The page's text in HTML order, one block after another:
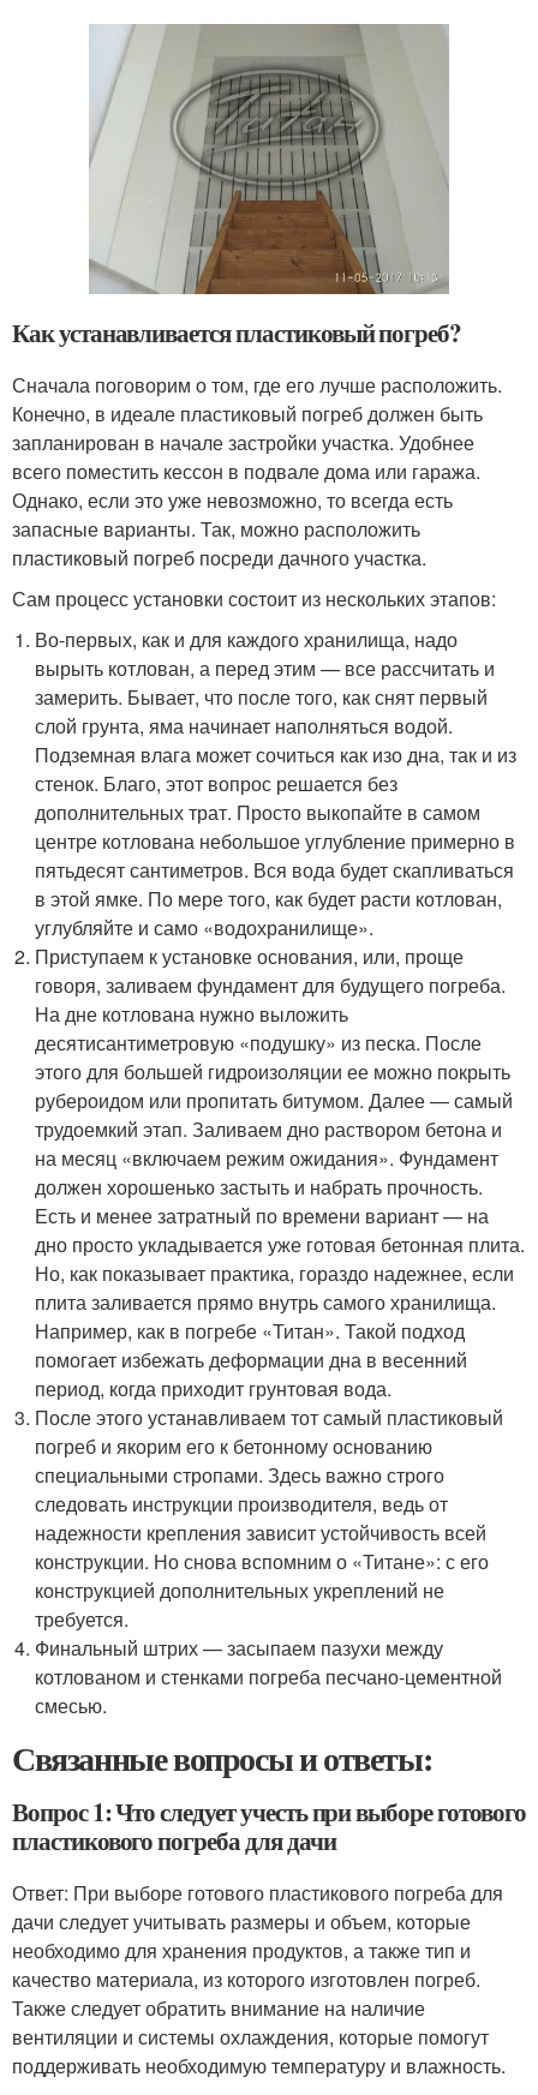
Как устанавливается пластиковый погреб?
Сначала поговорим о том, где его лучше расположить.
Конечно, в идеале пластиковый погреб должен быть
запланирован в начале застройки участка. Удобнее
всего поместить кессон в подвале дома или гаража.
Однако, если это уже невозможно, то всегда есть
запасные варианты. Так, можно расположить
пластиковый погреб посреди дачного участка.
Сам процесс установки состоит из нескольких этапов:
Во-первых, как и для каждого хранилища, надо
вырыть котлован, а перед этим — все рассчитать и
замерить. Бывает, что после того, как снят первый
слой грунта, яма начинает наполняться водой.
Подземная влага может сочиться как изо дна, так и из
стенок. Благо, этот вопрос решается без
дополнительных трат. Просто выкопайте в самом
центре котлована небольшое углубление примерно в
пятьдесят сантиметров. Вся вода будет скапливаться
в этой ямке. По мере того, как будет расти котлован,
углубляйте и само «водохранилище».
Приступаем к установке основания, или, проще
говоря, заливаем фундамент для будущего погреба.
На дне котлована нужно выложить
десятисантиметровую «подушку» из песка. После
этого для большей гидроизоляции ее можно покрыть
рубероидом или пропитать битумом. Далее — самый
трудоемкий этап. Заливаем дно раствором бетона и
на месяц «включаем режим ожидания». Фундамент
должен хорошенько застыть и набрать прочность.
Есть и менее затратный по времени вариант — на
дно просто укладывается уже готовая бетонная плита.
Но, как показывает практика, гораздо надежнее, если
плита заливается прямо внутрь самого хранилища.
Например, как в погребе «Титан». Такой подход
помогает избежать деформации дна в весенний
период, когда приходит грунтовая вода.
После этого устанавливаем тот самый пластиковый
погреб и якорим его к бетонному основанию
специальными стропами. Здесь важно строго
следовать инструкции производителя, ведь от
надежности крепления зависит устойчивость всей
конструкции. Но снова вспомним о «Титане»: с его
конструкцией дополнительных укреплений не
требуется.
Финальный штрих — засыпаем пазухи между
котлованом и стенками погреба песчано-цементной
смесью.
Связанные вопросы и ответы:
Вопрос 1: Что следует учесть при выборе готового
пластикового погреба для дачи
Ответ: При выборе готового пластикового погреба для
дачи следует учитывать размеры и объем, которые
необходимо для хранения продуктов, а также тип и
качество материала, из которого изготовлен погреб.
Также следует обратить внимание на наличие
вентиляции и системы охлаждения, которые помогут
поддерживать необходимую температуру и влажность.